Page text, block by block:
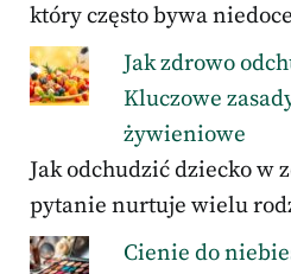
który często bywa
Jak zdrowo
Kluczowe
żywieniowe
Jak odchudzić dziecko w
pytanie nurtuje wielu
Cienie do